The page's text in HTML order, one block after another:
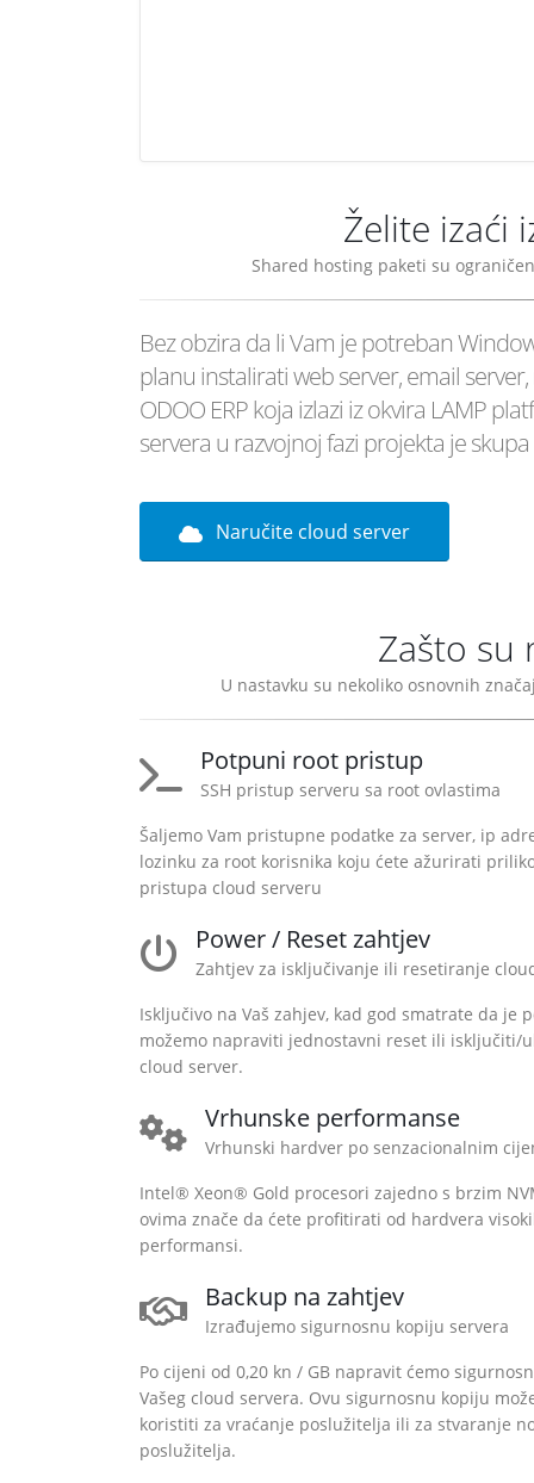
Želite izaći
Shared hosting paketi su
Bez obzira da li Vam je potreban
planu instalirati web server, email
ODOO ERP koja izlazi iz okvira LAMP
servera u razvojnoj fazi projekta je
Naručite cloud server
Zašto su
U nastavku su nekoliko osnovnih
Potpuni root pristup
SSH pristup serveru sa root ovlastima
Šaljemo Vam pristupne podatke za server, ip
lozinku za root korisnika koju ćete ažurirati
pristupa cloud serveru
Power / Reset zahtjev
Zahtjev za isključivanje ili resetiranje
Isključivo na Vaš zahjev, kad god smatrate da je
možemo napraviti jednostavni reset ili isključiti/
cloud server.
Vrhunske performanse
Vrhunski hardver po senzacionalnim
Intel® Xeon® Gold procesori zajedno s brzim
ovima znače da ćete profitirati od hardvera
performansi.
Backup na zahtjev
Izrađujemo sigurnosnu kopiju servera
Po cijeni od 0,20 kn / GB napravit ćemo
Vašeg cloud servera. Ovu sigurnosnu kopiju
koristiti za vraćanje poslužitelja ili za stvaranje
poslužitelja.